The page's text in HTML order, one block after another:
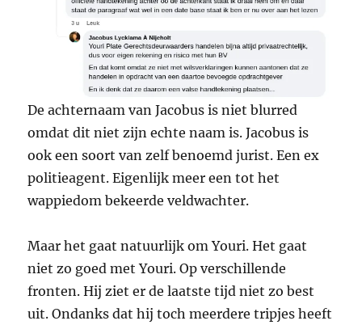
De achternaam van Jacobus is niet blurred
omdat dit niet zijn echte naam is. Jacobus is
ook een soort van zelf benoemd jurist. Een ex
politieagent. Eigenlijk meer een tot het
wappiedom bekeerde veldwachter.
Maar het gaat natuurlijk om Youri. Het gaat
niet zo goed met Youri. Op verschillende
fronten. Hij ziet er de laatste tijd niet zo best
uit. Ondanks dat hij toch meerdere tripjes heeft